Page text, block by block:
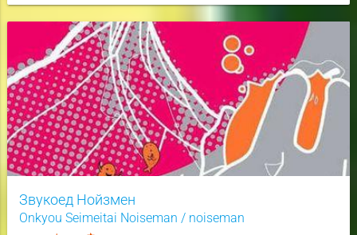
Звукоед Нойзмен
Onkyou Seimeitai Noiseman / noiseman